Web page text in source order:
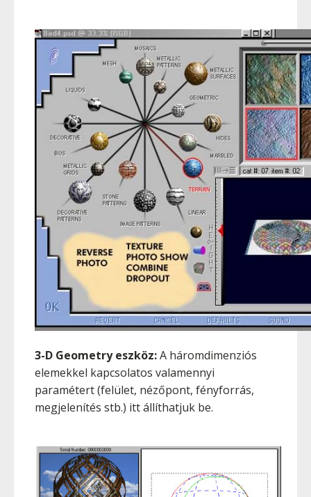
3-D Geometry eszköz:A háromdimenziós
elemekkel kapcsolatos valamennyi
paramétert (felület, nézőpont, fényforrás,
megjelenítés stb.) itt állíthatjuk be.